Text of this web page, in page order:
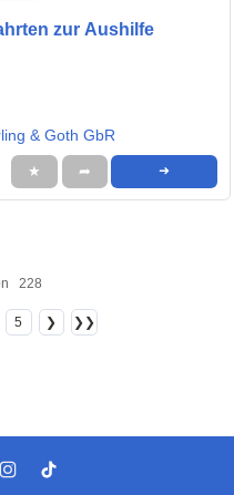
zur Aushilfe
& Goth GbR
★ ➦ ➜
228
5 ❯ ❯❯